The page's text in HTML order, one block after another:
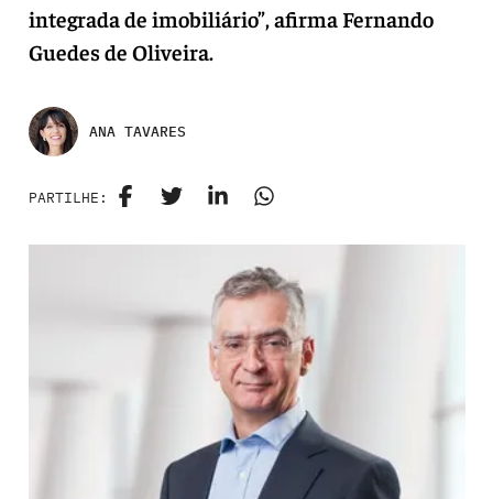
integrada de imobiliário”, afirma Fernando
Guedes de Oliveira.
ANA TAVARES
PARTILHE: